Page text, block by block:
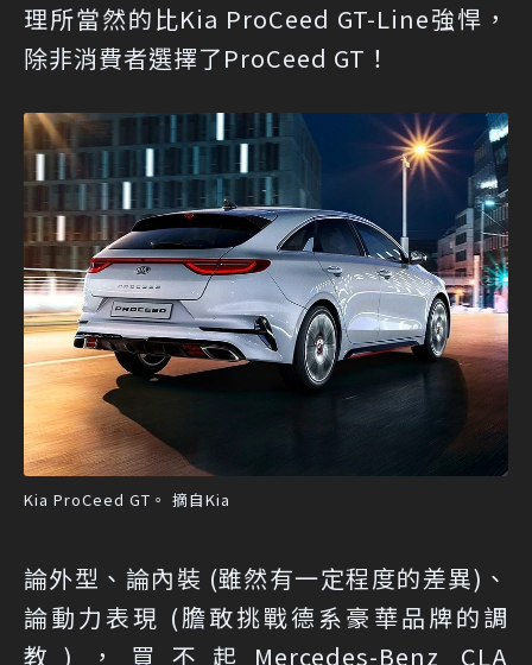
理所當然的比Kia ProCeed GT-Line強悍，
除非消費者選擇了ProCeed GT！
Kia ProCeed GT。 摘自Kia
論外型、論內裝 (雖然有一定程度的差異)、
論動力表現 (膽敢挑戰德系豪華品牌的調
教)，買不起Mercedes-Benz CLA